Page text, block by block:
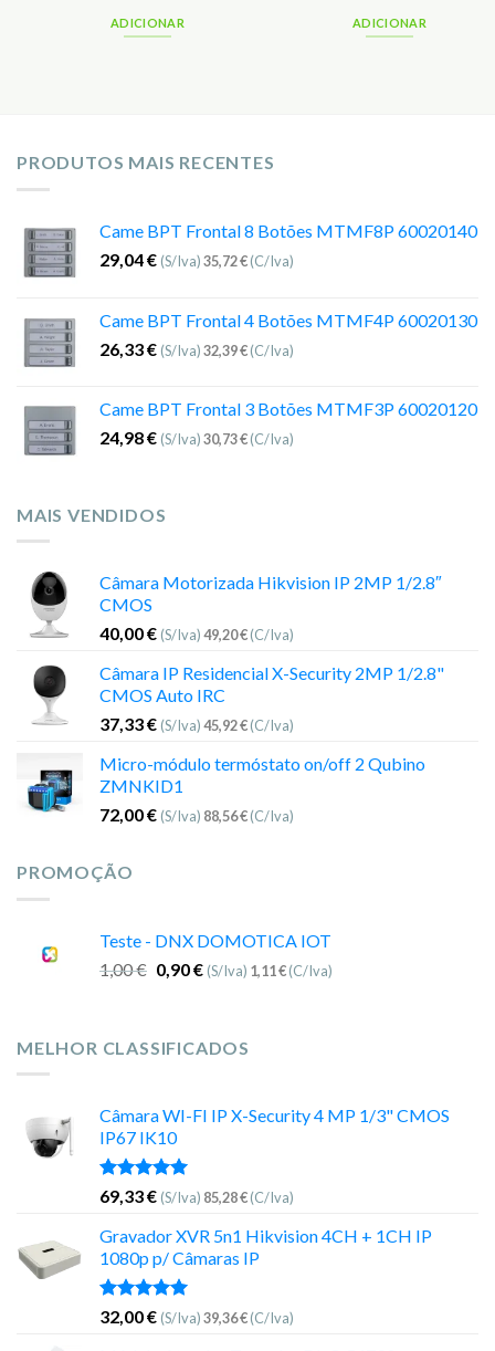
ADICIONAR ADICIONAR
PRODUTOS MAIS RECENTES
Came BPT Frontal 8 Botões MTMF8P 60020140
29,04€ (S/Iva)35,72€(C/Iva)
Came BPT Frontal 4 Botões MTMF4P 60020130
26,33€ (S/Iva)32,39€(C/Iva)
Came BPT Frontal 3 Botões MTMF3P 60020120
24,98€ (S/Iva)30,73€(C/Iva)
MAIS VENDIDOS
Câmara Motorizada Hikvision IP 2MP 1/2.8″
CMOS
40,00€ (S/Iva)49,20€(C/Iva)
Câmara IP Residencial X-Security 2MP 1/2.8"
CMOS Auto IRC
37,33€ (S/Iva)45,92€(C/Iva)
Micro-módulo termóstato on/off 2 Qubino
ZMNKID1
72,00€ (S/Iva) 88,56€(C/Iva)
PROMOÇÃO
Teste - DNX DOMOTICA IOT
1,00€ 0,90€ (S/Iva) 1,11€(C/Iva)
MELHOR CLASSIFICADOS
Câmara WI-FI IP X-Security 4 MP 1/3" CMOS
IP67 IK10
Avaliação
5.00
de 5
69,33€ (S/Iva) 85,28€(C/Iva)
Gravador XVR 5n1 Hikvision 4CH + 1CH IP
1080p p/ Câmaras IP
Avaliação
5.00
de 5
32,00€ (S/Iva)39,36€(C/Iva)